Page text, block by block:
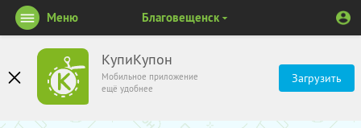
КупиКупон
Мобильное приложение
ещё удобнее
Загрузить
Меню Благовещенск